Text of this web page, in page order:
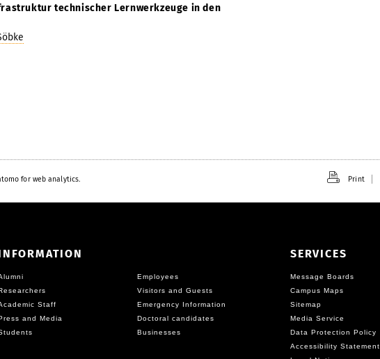
technischer Lernwerkzeuge in den
for web analytics. Print
Employees
Visitors and Guests
Staff
Emergency Information
and Media
Doctoral candidates
Businesses
SERVICES
Message Boards
Campus Maps
Sitemap
Media Service
Data Protection Policy
Accessibility Statement